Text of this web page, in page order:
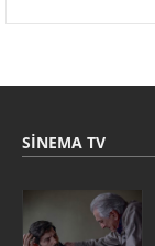
SINEMA TV